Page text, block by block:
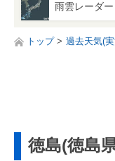
雨雲レーダー
トップ 過去天気(
徳島(徳島